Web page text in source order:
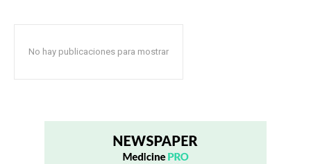
No hay publicaciones para mostrar